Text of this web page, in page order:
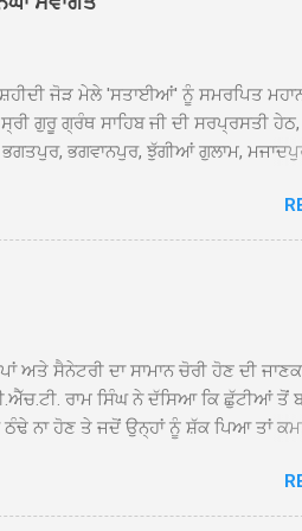
ਸ਼ਹੀਦੀ ਜੋੜ ਮੇਲੇ 'ਸਤਾਈਆਂ' ਨੂੰ ਸਮਰਪਿਤ
ਗੁਰੂ ਗ੍ਰੰਥ ਸਾਹਿਬ ਜੀ ਦੀ ਸਰਪ੍ਰਸਤੀ
ਭਗਵਾਨਪੁਰ, ਝੁੱਗੀਆਂ ਗੁਲਾਮ,
ਦਮਦਮਾ ਸਾਹਿਬ ਠੱਟਾ ਵਿਖੇ ਪਹੁੰਚਣ ’ਤੇ ਮੁੱਖ
ਵਿਚ ਨਿੱਘਾ ਸਵਾਗਤ ਕੀਤਾ ਗਿਆ।
ਇਸ ਮੌਕੇ ਪੰਜ ਪਿਆਰੇ ਸਾਹਿਬਾਨ ਤੇ ਨਗਰ
ਹਰਜੀਤ ਸਿੰਘ ਵੱਲੋਂ ਸਿਰੋਪਾਓ ਦੇ ਕੇ ਵਿਸ਼ੇਸ਼
ਅਤੇ ਸੈਨੇਟਰੀ ਦਾ ਸਾਮਾਨ ਚੋਰੀ ਹੋਣ ਦੀ
ਰਾਮ ਸਿੰਘ ਨੇ ਦੱਸਿਆ ਕਿ ਛੁੱਟੀਆਂ ਤੋਂ
ਨਾ ਹੋਣ ਤੇ ਜਦੋਂ ਉਨ੍ਹਾਂ ਨੂੰ ਸ਼ੱਕ ਪਿਆ ਤਾਂ
ਸਨ ਅਤੇ 20 ਜੂਨ ਤੱਕ ਸਭ ਠੀਕ ਸੀ।
ਅੰਜੂ ਬਾਲਾ, ਹਰਜੀਤ ਕੌਰ, ਕਮਲਪ੍ਰੀਤ ਕੌਰ